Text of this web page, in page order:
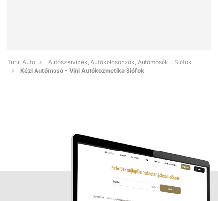
Turul Auto
Autószervizek, Autókölcsönzők, Autómosók - Siófok
Kézi Autómosó - Vini Autókozmetika Siófok